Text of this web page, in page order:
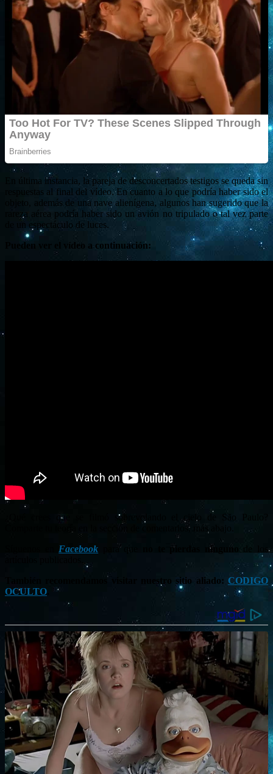
En última instancia, la pareja de desconcertados testigos se queda sin
respuestas al final del vídeo. En cuanto a lo que podría haber sido el
objeto, además de una nave alienígena, algunos han sugerido que la
rareza aérea podría haber sido un avión no tripulado o tal vez parte
de un espectáculo de luces.
Pueden ver el vídeo a continuación:
¿Qué crees que se filmó sobrevolando el cielo de São Paulo?
Comparte tu teoría en la sección de comentarios, más abajo.
Facebook para que no te pierdas ninguno
de los
También recomendamos visitar nuestro sitio aliado: CODIGO
OCULTO